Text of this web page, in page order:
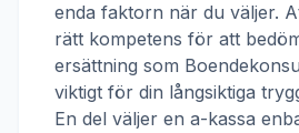
enda faktorn när du väljer.
rätt kompetens för att
ersättning som
viktigt för din långsiktiga
En del väljer en a-kassa